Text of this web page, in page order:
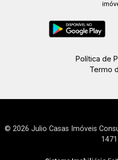
Política de
Termo
© 2026 Julio Casas Imóveis